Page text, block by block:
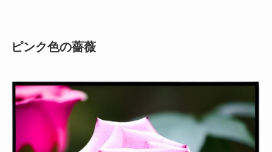
ピンク色の薔薇